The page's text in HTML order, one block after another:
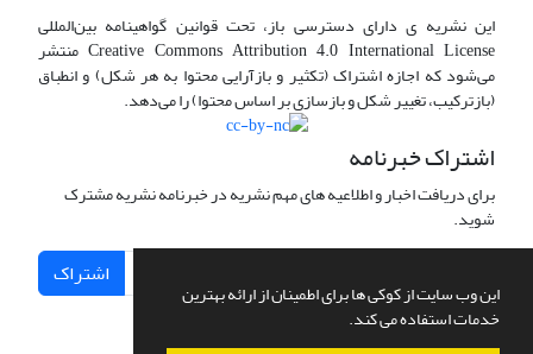
این وب سایت از کوکی ها برای اطمینان از ارائه بهترین
خدمات استفاده می کند.
این نشریه ی دارای دسترسی باز، تحت قوانین گواهینامه بین‌المللی
Creative Commons Attribution 4.0 International License منتشر
می‌شود که اجازه اشتراک (تکثیر و بازآرایی محتوا به هر شکل) و انطباق
(بازترکیب، تغییر شکل و بازسازی بر اساس محتوا) را می‌دهد.
اشتراک خبرنامه
برای دریافت اخبار و اطلاعیه های مهم نشریه در خبرنامه نشریه مشترک
شوید.
اشتراک